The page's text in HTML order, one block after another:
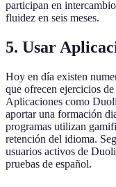
participan en
fluidez en seis meses.
5. Usar
Hoy en día existen
que ofrecen ejercicios
Aplicaciones como
aportar una formación
programas utilizan
retención del idioma.
usuarios activos de
pruebas de español.